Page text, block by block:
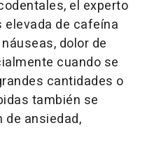
el experto
elevada de cafeína
dolor de
cuando se
cantidades o
también se
de ansiedad,